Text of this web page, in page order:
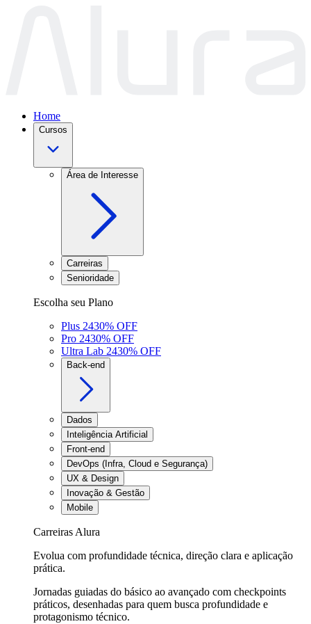
Home
Cursos
Área de Interesse
Carreiras
Senioridade
Escolha seu Plano
Plus 2430% OFF
Pro 2430% OFF
Ultra Lab 2430% OFF
Back-end
Dados
Inteligência Artificial
Front-end
DevOps (Infra, Cloud e Segurança)
UX & Design
Inovação & Gestão
Mobile
Carreiras Alura
Evolua com profundidade técnica, direção clara e aplicação
prática.
Jornadas guiadas do básico ao avançado com checkpoints
práticos, desenhadas para quem busca profundidade e
protagonismo técnico.